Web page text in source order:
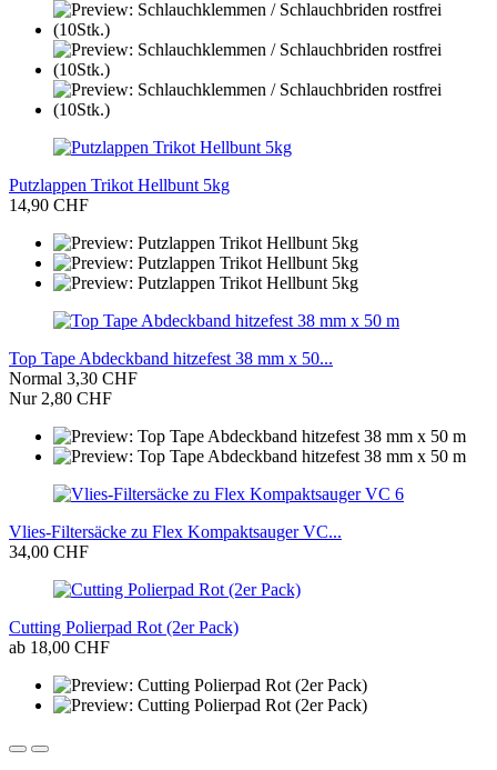
Putzlappen Trikot Hellbunt 5kg
14,90 CHF
Top Tape Abdeckband hitzefest 38 mm x 50...
Normal 3,30 CHF
Nur 2,80 CHF
Vlies-Filtersäcke zu Flex Kompaktsauger VC...
34,00 CHF
Cutting Polierpad Rot (2er Pack)
ab 18,00 CHF